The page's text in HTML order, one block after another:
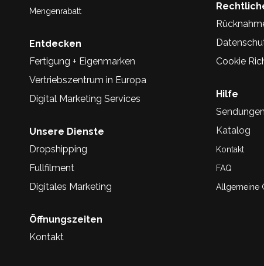
Mengenrabatt
Entdecken
Fertigung + Eigenmarken
Vertriebszentrum in Europa
Digital Marketing Services
Unsere Dienste
Dropshipping
Fullfilment
Digitales Marketing
Öffnungszeiten
Kontakt
Cookie
Hilfe
Sendungen
Katalog
Kontakt
FAQ
Allgemeine